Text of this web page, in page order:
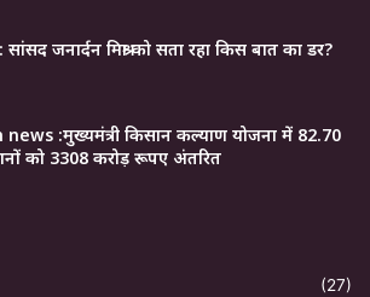
जनार्दन मिश्रा को सता रहा किस बात का डर?
:मुख्यमंत्री किसान कल्याण योजना में 82.70
को 3308 करोड़ रूपए अंतरित
(27)